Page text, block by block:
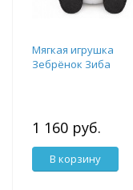
Мягкая игрушка
Зебрёнок Зиба
1 160 руб.
В корзину